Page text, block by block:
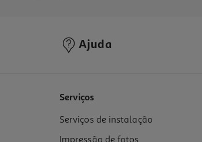
Ajuda
Serviços
Serviços de instalação
Impressão de fotos